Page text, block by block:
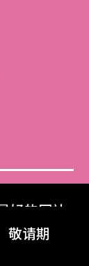
好的网站
敬请期